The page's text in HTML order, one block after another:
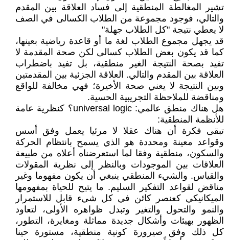
تشير المغالطة المنطقية إلى فساد العلاقة بين المقدم
والتالي، فوجود مجموعة من الطلاب الكسالى في الصف
لا يعطي نتيجة "كل الطلاب جهلة"
قد يجهل مجموع الطلاب لغة ما أو قاعدة رياضية بعينها،
كما قد يكون بعض الطلاب كسالى لكن صحة المقدمة لا
تفيد بصحة النتيجة الغير منطقية، بل تفيد باضطراب
العلاقة بين المقدم والتالي. العلاقة الجزئية بين المقدمتين
وبين النتيجة لا يعني صحة الأخيرة؛ فهي مخالفة للواقع
ومناقضة للملاحظة التجريبية الحسية.
هل هناك منطق عالمي: universal logic؟ كنظرية عامة
للأنظمة المنطقية:
تبقى فكرة أن هناك عقلا لا مرئيا يعمل وفق أسس
وقواعد معينة ومحددة هو الذي يسمح بانتظام الحركة
والسكون، منطقية وفقا لما استعرضناه أعلاه من طبيعة
العلاقات بين الموجودات وبالنظر إلى نظرية المقولات
والقياس. والشيء المنطقي ينبغي أن يكون مفهوما وغير
مناقض لقواعد التفكير السليم. ما يتيح للحياة بمفهومها
الميكانيكي كعنصر كائن في كل شيء قابل للاستمرار
والنمو والتحول والتغير وتبدل ظواهره الأولى، لتعاود
الظهور بهيئات وأشكال جديدة مماثلة ومغايرة، التطور،
كل ذلك وفق صيرورة كونية منطقية، مستورة حينا